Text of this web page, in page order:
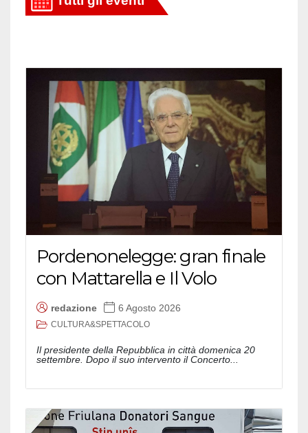
Pordenonelegge: gran finale
con Mattarella e Il Volo
redazione 6 Agosto 2026
CULTURA&SPETTACOLO
Il presidente della Repubblica in città domenica 20
settembre. Dopo il suo intervento il Concerto...